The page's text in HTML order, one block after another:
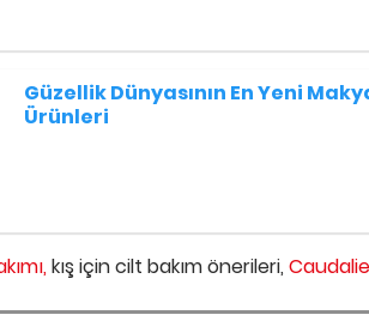
Güzellik Dünyasının En Yeni
Ürünleri
kış için cilt bakım önerileri, Caudalie